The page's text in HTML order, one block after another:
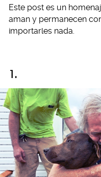
Este post es un
aman y permanecen
importarles nada.
1.